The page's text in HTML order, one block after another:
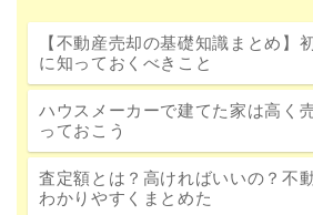
【不動産売却の基礎知識まとめ】
に知っておくべきこと
ハウスメーカーで建てた家は高く
っておこう
査定額とは？高ければいいの？不
わかりやすくまとめた